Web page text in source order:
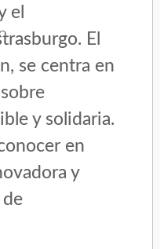
el
El
se centra en
y solidaria.
en
y
de